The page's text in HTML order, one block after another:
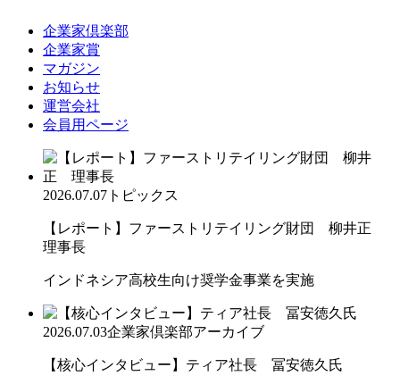
企業家倶楽部
企業家賞
マガジン
お知らせ
運営会社
会員用ページ
2026.07.07 トピックス
【レポート】ファーストリテイリング財団 柳井正
理事長
インドネシア高校生向け奨学金事業を実施
2026.07.03企業家倶楽部アーカイブ
【核心インタビュー】ティア社長 冨安徳久氏